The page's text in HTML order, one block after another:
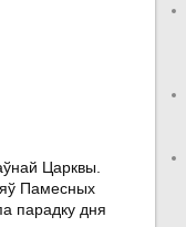
Царквы.
Памесных
парадку дня